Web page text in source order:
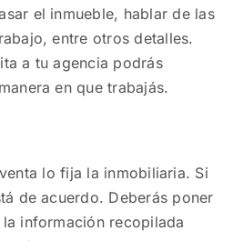
el inmueble, hablar de las
entre otros detalles.
a tu agencia podrás
en que trabajás.
lo fija la inmobiliaria. Si
de acuerdo. Deberás poner
información recopilada